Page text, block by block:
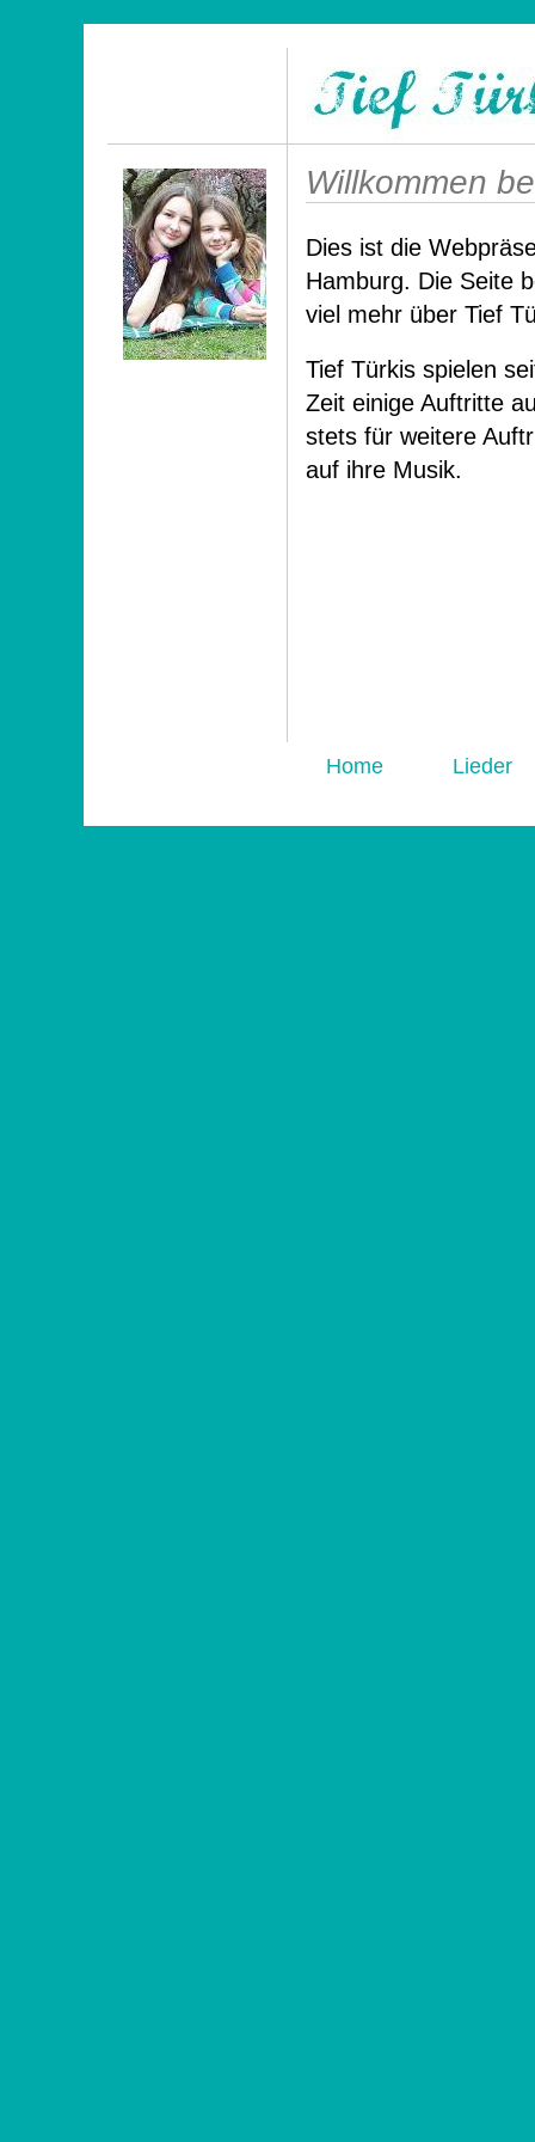
Willkommen
Dies ist die
Hamburg. Die Seite
viel mehr über Tief
Tief Türkis spielen
Zeit einige Auftritte
stets für weitere
auf ihre Musik.
Home Lieder